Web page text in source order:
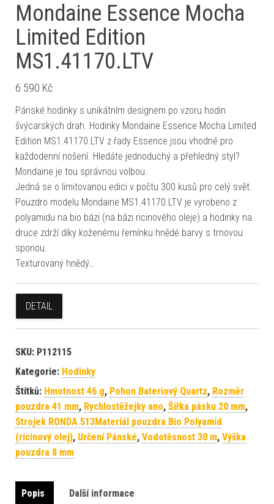
Mondaine Essence Mocha
Limited Edition
MS1.41170.LTV
6 590 Kč
Pánské hodinky s unikátním designem po vzoru hodin
švýcarských drah. Hodinky Mondaine Essence Mocha Limited
Edition MS1.41170.LTV z řady Essence jsou vhodné pro
každodenní nošení. Hledáte jednoduchý a přehledný styl?
Mondaine je tou správnou volbou.
Jedná se o limitovanou edici v počtu 300 kusů pro celý svět.
Pouzdro modelu Mondaine MS1.41170.LTV je vyrobeno z
polyamidu na bio bázi (na bázi ricinového oleje) a hodinky na
druce zdrží díky koženému řemínku hnědé barvy s trnovou
sponou.
Texturovaný hnědý…
DETAIL
SKU: P112115
Kategorie: Hodinky
Štítků: Hmotnost 46 g, Pohon Bateriový Quartz, Rozměr
pouzdra 41 mm, Rychlostěžejky ano, Šířka pásku 20 mm,
Strojek RONDA 513Materiál pouzdra Bio Polyamid
(ricinový olej), Určení Pánské, Vodotěsnost 30 m, Výška
pouzdra 8 mm
Popis Další informace